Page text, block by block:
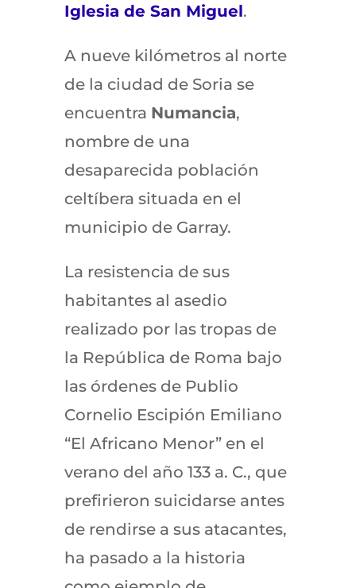
Iglesia de San Miguel.
A nueve kilómetros al norte
de la ciudad de Soria se
encuentra Numancia,
nombre de una
desaparecida población
celtíbera situada en el
municipio de Garray.
La resistencia de sus
habitantes al asedio
realizado por las tropas de
la República de Roma bajo
las órdenes de Publio
Cornelio Escipión Emiliano
“El Africano Menor” en el
verano del año 133 a. C., que
prefirieron suicidarse antes
de rendirse a sus atacantes,
ha pasado a la historia